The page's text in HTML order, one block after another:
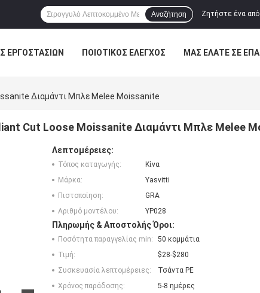
Ζητήστε ένα
Αναζήτηση
ΕΡΓΟΣΤΑΣΊΩΝ ΠΟΙΟΤΙΚΌΣ ΈΛΕΓΧΟΣ ΜΑΣ ΕΛΆΤΕ ΣΕ
Διαμάντι Μπλε Melee Moissanite
Cut Loose Moissanite Διαμάντι Μπλε Melee
Λεπτομέρειες:
Τόπος καταγωγής:
Κίνα
Μάρκα:
Yasvitti
Πιστοποίηση:
GRA
Αριθμό μοντέλου:
ΥΡ028
Πληρωμής & Αποστολής Όροι:
Ποσότητα παραγγελίας min:
50 κομμάτια
Τιμή:
$28-$280
Συσκευασία λεπτομέρειες:
Τσάντα PE
Χρόνος παράδοσης:
5-8 ημέρες